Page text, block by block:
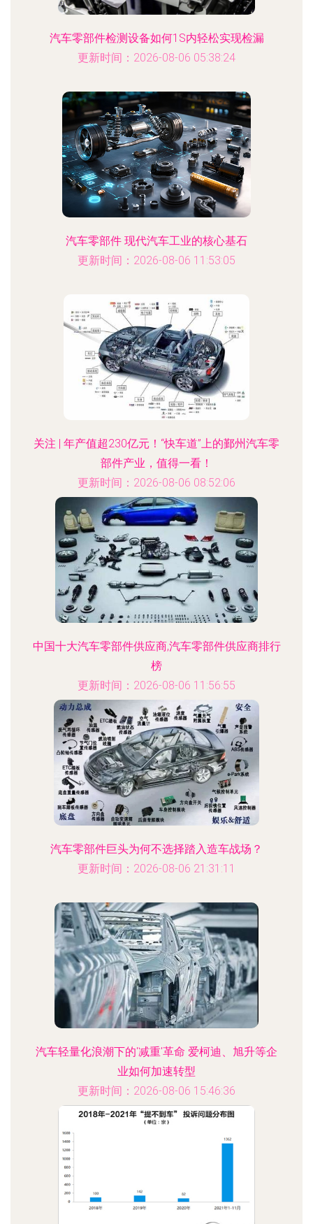
汽车零部件检测设备如何1S内轻松实现检漏
更新时间：2026-08-06 05:38:24
汽车零部件 现代汽车工业的核心基石
更新时间：2026-08-06 11:53:05
关注 | 年产值超230亿元！“快车道”上的鄞州汽车零
部件产业，值得一看！
更新时间：2026-08-06 08:52:06
中国十大汽车零部件供应商,汽车零部件供应商排行
榜
更新时间：2026-08-06 11:56:55
汽车零部件巨头为何不选择踏入造车战场？
更新时间：2026-08-06 21:31:11
汽车轻量化浪潮下的'减重'革命 爱柯迪、旭升等企
业如何加速转型
更新时间：2026-08-06 15:46:36